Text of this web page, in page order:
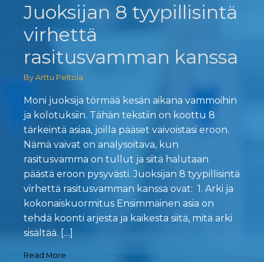
Juoksijan 8 tyypillisintä
virhettä
rasitusvamman kanssa
By Arttu Peltola
Moni juoksija törmää kesän aikana vammoihin
ja kolotuksiin. Tähän tekstiin on koottu 8
tärkeintä asiaa, joilla pääset vaivoistasi eroon.
Nämä vaivat on analysoitava, kun
rasitusvamma on tullut ja siitä halutaan
päästä eroon pysyvästi. Juoksijan 8 tyypillisintä
virhettä rasitusvamman kanssa ovat: 1. Arki ja
kokonaiskuormitus Ensimmäinen asia on
tehdä koonti arjesta ja kaikesta siitä, mitä arki
sisältää. […]
Read More